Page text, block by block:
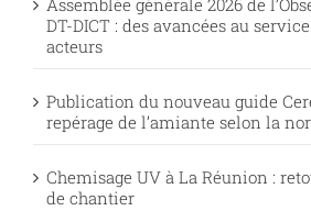
Assemblée générale 2026 de
DT-DICT : des avancées au
acteurs
Publication du nouveau guide
repérage de l’amiante selon la
Chemisage UV à La Réunion :
de chantier